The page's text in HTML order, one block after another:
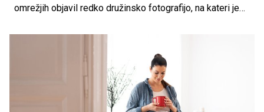
omrežjih objavil redko družinsko fotografijo, na kateri je
posnetku družina z roko v roki hodi po poti ob plaži, pri